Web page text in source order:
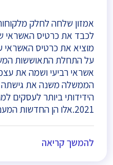
אמזון שלחה לחלק
לכבד את כרטיס האשראי
מוציא את כרטיס האשראי
על התחלת התאוששות
אשראי רביעי ושמה את
הממשלה משנה את גישתה
הידידותי ביותר לעסקים
2021.אלו הן החדשות המעניינות […]
להמשך קריאה